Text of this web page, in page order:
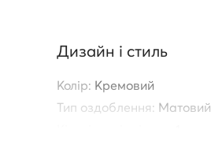
Дизайн і стиль
Колір: Кремовий
Тип оздоблення: Матовий